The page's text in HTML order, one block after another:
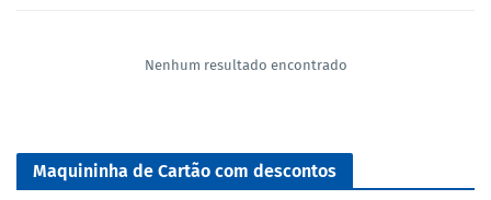
Nenhum resultado encontrado
Maquininha de Cartão com descontos